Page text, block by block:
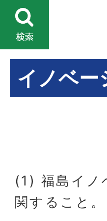
イノベー
(1) 福島イノ
関すること。